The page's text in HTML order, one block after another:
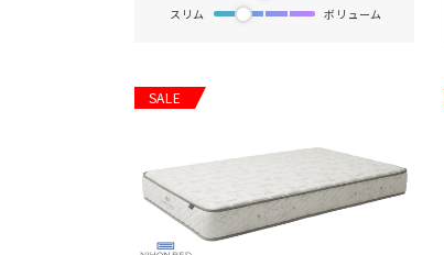
スリム
ボリューム
SALE